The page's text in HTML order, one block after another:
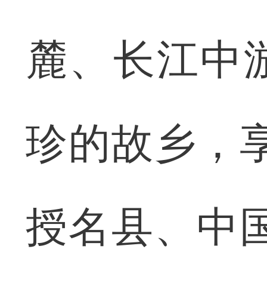
麓、长江中
珍的故乡，
授名县、中